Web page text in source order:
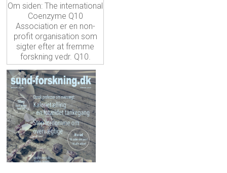
Om siden: The international
Coenzyme Q10
Association er en non-
profit organisation som
sigter efter at fremme
forskning vedr. Q10.